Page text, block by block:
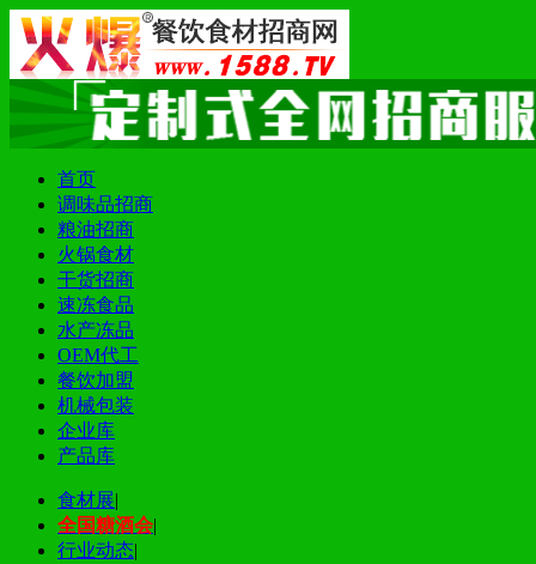
首页
调味品招商
粮油招商
火锅食材
干货招商
速冻食品
水产冻品
OEM代工
餐饮加盟
机械包装
企业库
产品库
食材展|
全国糖酒会|
行业动态|